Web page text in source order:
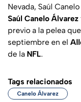
Nevada, Saúl
Saúl Canelo Álvarez
previo a la pelea
septiembre en el
de la NFL.
Tags relacionados
Canelo Álvarez